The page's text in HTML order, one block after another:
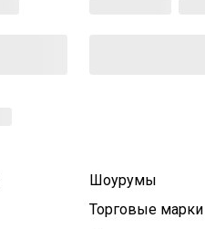
Шоурумы
Торговые марки